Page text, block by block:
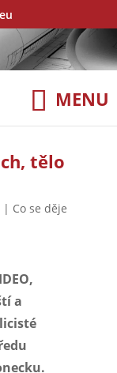
tělo
| Co se děje
a